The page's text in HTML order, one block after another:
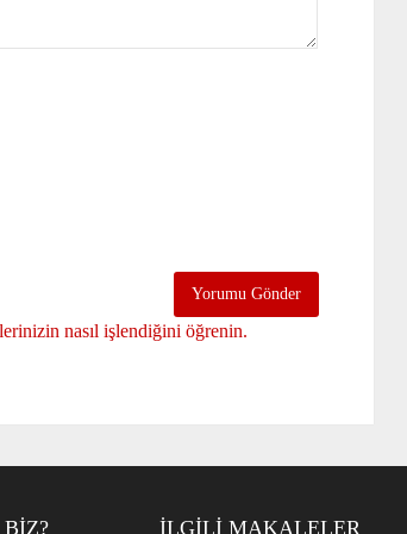
nasıl işlendiğini öğrenin.
BIZ? İLGILI MAKALELER